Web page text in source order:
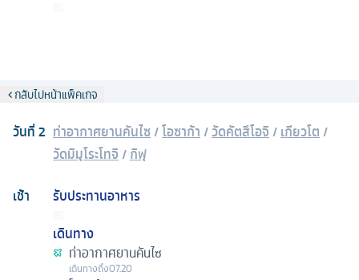
กลับไปหน้าแพ็คเกจ
วันที่2 ท่าอากาศยานคันไซ /โอซาก้า /วัดคัตสึโอจิ /เกียวโต /
วัดมิมุโระโทจิ /กิฟุ
เช้า
รับประทานอาหาร
เดินทาง
ท่าอากาศยานคันไซ
เดินทางถึง07.20